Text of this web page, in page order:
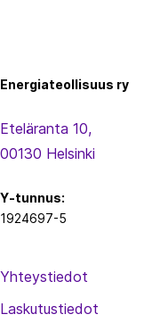
Energiateollisuus ry
Eteläranta 10,
00130 Helsinki
Y-tunnus:
1924697-5
Yhteystiedot
Laskutustiedot